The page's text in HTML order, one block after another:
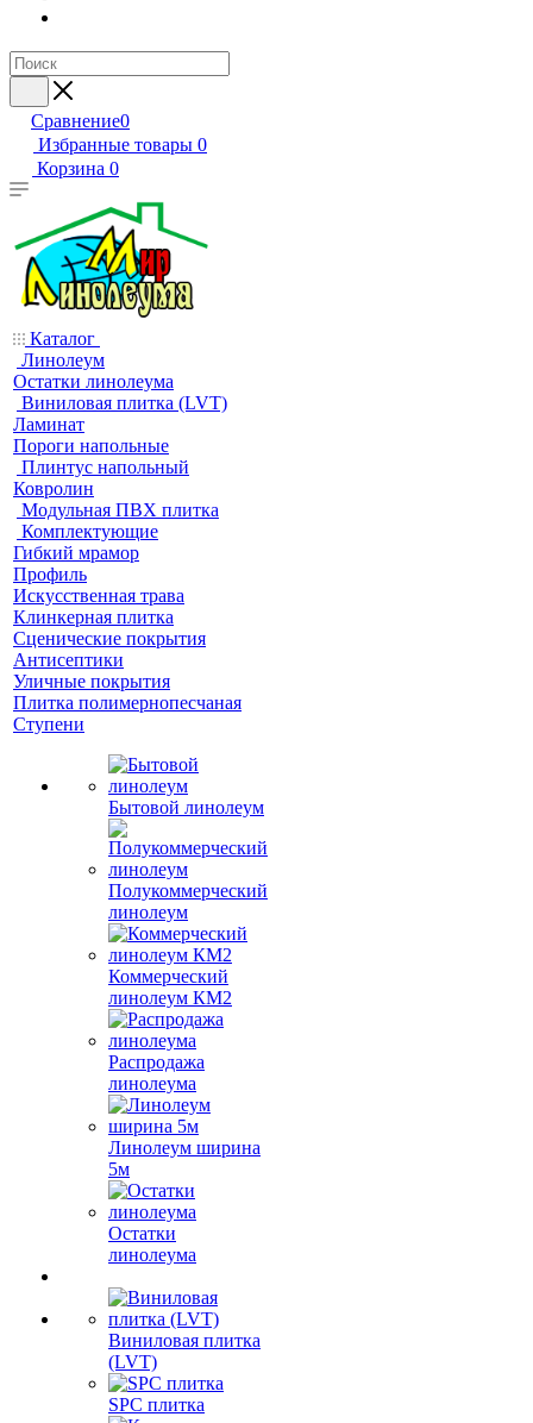
Сравнение0
Избранные товары 0
Корзина 0
Каталог
Линолеум
Остатки линолеума
Виниловая плитка (LVT)
Ламинат
Пороги напольные
Плинтус напольный
Ковролин
Модульная ПВХ плитка
Комплектующие
Гибкий мрамор
Профиль
Искусственная трава
Клинкерная плитка
Сценические покрытия
Антисептики
Уличные покрытия
Плитка полимернопесчаная
Ступени
Бытовой линолеум
Полукоммерческий
линолеум
Коммерческий
линолеум КМ2
Распродажа
линолеума
Линолеум ширина
5м
Остатки
линолеума
Виниловая плитка
(LVT)
SPC плитка